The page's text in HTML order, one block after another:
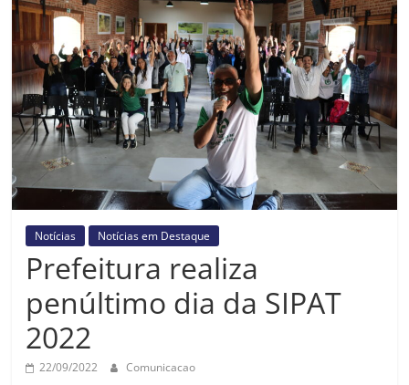
Prefeitura
Estância
Turística
Guaratinguetá
Notícias Notícias em Destaque
Prefeitura realiza
penúltimo dia da SIPAT
2022
22/09/2022 Comunicacao